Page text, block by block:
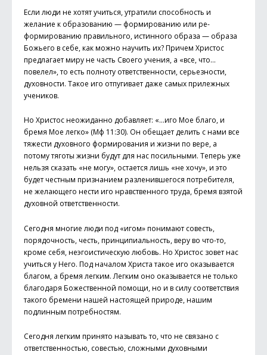
Если люди не хотят учиться, утратили способность и
желание к образованию — формированию или ре-
формированию правильного, истинного образа — образа
Божьего в себе, как можно научить их? Причем Христос
предлагает миру не часть Своего учения, а «все, что...
повелел», то есть полноту ответственности, серьезности,
духовности. Такое иго отпугивает даже самых прилежных
учеников.
Но Христос неожиданно добавляет: «…иго Мое благо, и
бремя Мое легко» (Мф 11:30). Он обещает делить с нами все
тяжести духовного формирования и жизни по вере, а
потому тяготы жизни будут для нас посильными. Теперь уже
нельзя сказать «не могу», остается лишь «не хочу», и это
будет честным признанием разленившегося потребителя,
не желающего нести иго нравственного труда, бремя взятой
духовной ответственности.
Сегодня многие люди под «игом» понимают совесть,
порядочность, честь, принципиальность, веру во что-то,
кроме себя, неэгоистическую любовь. Но Христос зовет нас
учиться у Него. Под началом Христа такое иго оказывается
благом, а бремя легким. Легким оно оказывается не только
благодаря Божественной помощи, но и в силу соответствия
такого бремени нашей настоящей природе, нашим
подлинным потребностям.
Сегодня легким принято называть то, что не связано с
ответственностью, совестью, сложными духовными